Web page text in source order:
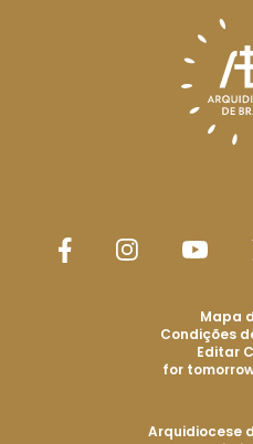
Arquidiocese
Mapa
Condições
Editar
for